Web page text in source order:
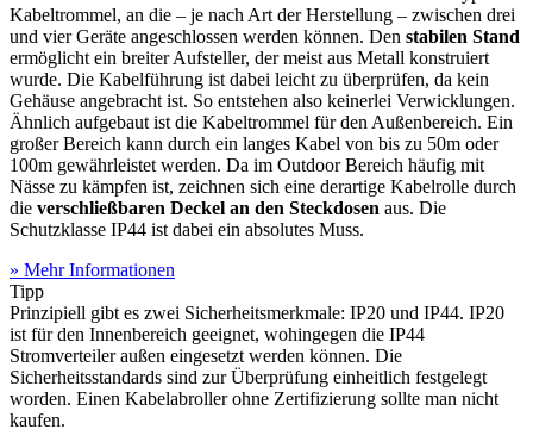
Kabeltrommel, an die – je nach Art der Herstellung – zwischen drei
und vier Geräte angeschlossen werden können. Den stabilen Stand
ermöglicht ein breiter Aufsteller, der meist aus Metall konstruiert
wurde. Die Kabelführung ist dabei leicht zu überprüfen, da kein
Gehäuse angebracht ist. So entstehen also keinerlei Verwicklungen.
Ähnlich aufgebaut ist die Kabeltrommel für den Außenbereich. Ein
großer Bereich kann durch ein langes Kabel von bis zu 50m oder
100m gewährleistet werden. Da im Outdoor Bereich häufig mit
Nässe zu kämpfen ist, zeichnen sich eine derartige Kabelrolle durch
die verschließbaren Deckel an den Steckdosen aus. Die
Schutzklasse IP44 ist dabei ein absolutes Muss.
» Mehr Informationen
Tipp
Prinzipiell gibt es zwei Sicherheitsmerkmale: IP20 und IP44. IP20
ist für den Innenbereich geeignet, wohingegen die IP44
Stromverteiler außen eingesetzt werden können. Die
Sicherheitsstandards sind zur Überprüfung einheitlich festgelegt
worden. Einen Kabelabroller ohne Zertifizierung sollte man nicht
kaufen.